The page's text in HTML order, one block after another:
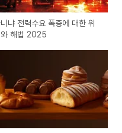
냐 전력수요 폭증에 대한 위
와 해법 2025